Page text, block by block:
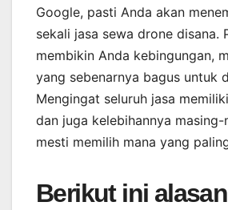
Google, pasti Anda akan
sekali jasa sewa drone disana.
membikin Anda kebingungan,
yang sebenarnya bagus untuk
Mengingat seluruh jasa
dan juga kelebihannya masing-
mesti memilih mana yang
Berikut ini alasan